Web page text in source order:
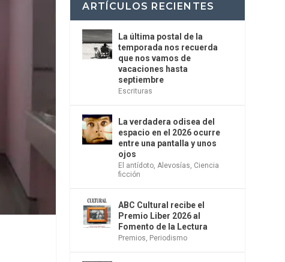
ARTÍCULOS RECIENTES
La última postal de la
temporada nos recuerda
que nos vamos de
vacaciones hasta
septiembre
Escrituras
La verdadera odisea del
espacio en el 2026 ocurre
entre una pantalla y unos
ojos
El antídoto,Alevosías, Ciencia
ficción
ABC Cultural recibe el
Premio Liber 2026 al
Fomento de la Lectura
Premios, Periodismo